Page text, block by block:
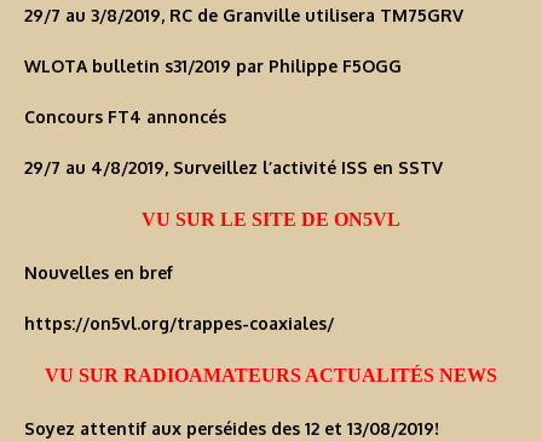
29/7 au 3/8/2019, RC de Granville utilisera TM75GRV
WLOTA bulletin s31/2019 par Philippe F5OGG
Concours FT4 annoncés
29/7 au 4/8/2019, Surveillez l’activité ISS en SSTV
VU SUR LE SITE DE ON5VL
Nouvelles en bref
https://on5vl.org/trappes-coaxiales/
VU SUR RADIOAMATEURS ACTUALITÉS NEWS
Soyez attentif aux perséides des 12 et 13/08/2019!